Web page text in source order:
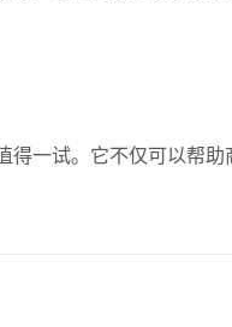
一试。它不仅可以帮